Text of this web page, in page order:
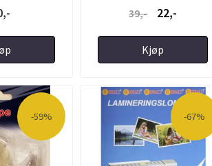
39,-
22,-
Kjøp
-59% -67%